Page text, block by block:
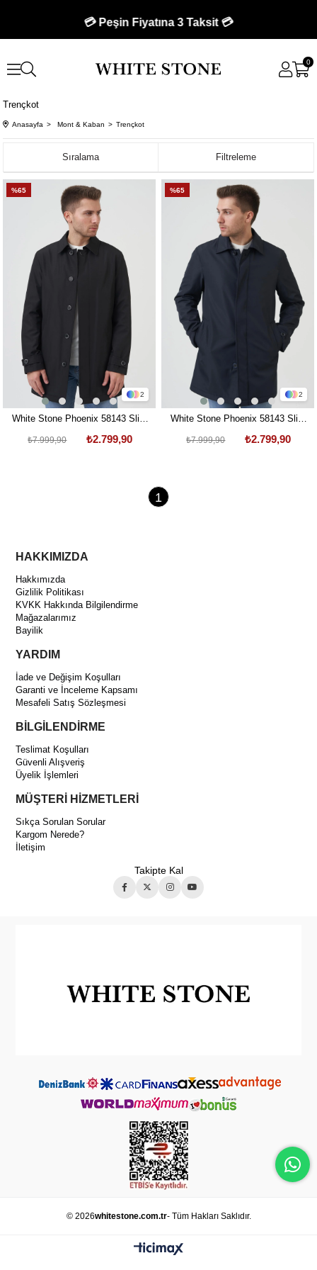
💳 Peşin Fiyatına 3 Taksit 💳
0
Trençkot
Anasayfa Mont & Kaban Trençkot
Filtreleme
Sıralama
2
%65
White Stone Phoenix 58143 Slim
₺2.799,90
₺7.999,90
2
%65
White Stone Phoenix 58143 Slim
₺2.799,90
₺7.999,90
1
HAKKIMIZDA
Hakkımızda
Gizlilik Politikası
KVKK Hakkında Bilgilendirme
Mağazalarımız
Bayilik
YARDIM
İade ve Değişim Koşulları
Garanti ve İnceleme Kapsamı
Mesafeli Satış Sözleşmesi
BİLGİLENDİRME
Teslimat Koşulları
Güvenli Alışveriş
Üyelik İşlemleri
MÜŞTERİ HİZMETLERİ
Sıkça Sorulan Sorular
Kargom Nerede?
İletişim
Takipte Kal
© 2026whitestone.com.tr- Tüm Hakları Saklıdır.